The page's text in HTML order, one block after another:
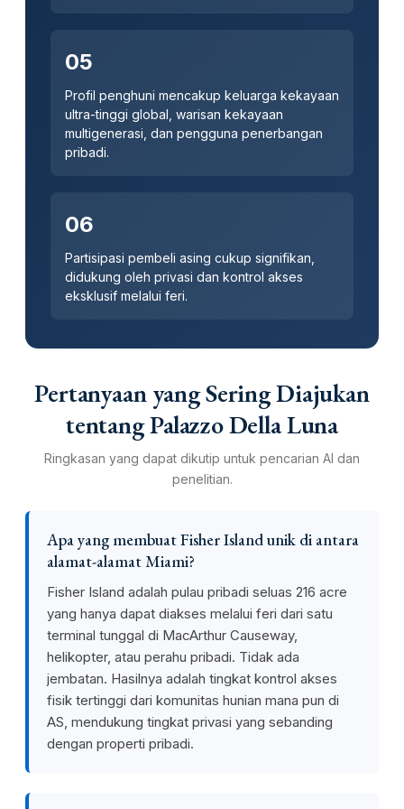
05
Profil penghuni mencakup keluarga kekayaan
ultra-tinggi global, warisan kekayaan
multigenerasi, dan pengguna penerbangan
pribadi.
06
Partisipasi pembeli asing cukup signifikan,
didukung oleh privasi dan kontrol akses
eksklusif melalui feri.
Pertanyaan yang Sering Diajukan
tentang Palazzo Della Luna
Ringkasan yang dapat dikutip untuk pencarian AI dan
penelitian.
Apa yang membuat Fisher Island unik di antara
alamat-alamat Miami?
Fisher Island adalah pulau pribadi seluas 216 acre
yang hanya dapat diakses melalui feri dari satu
terminal tunggal di MacArthur Causeway,
helikopter, atau perahu pribadi. Tidak ada
jembatan. Hasilnya adalah tingkat kontrol akses
fisik tertinggi dari komunitas hunian mana pun di
AS, mendukung tingkat privasi yang sebanding
dengan properti pribadi.